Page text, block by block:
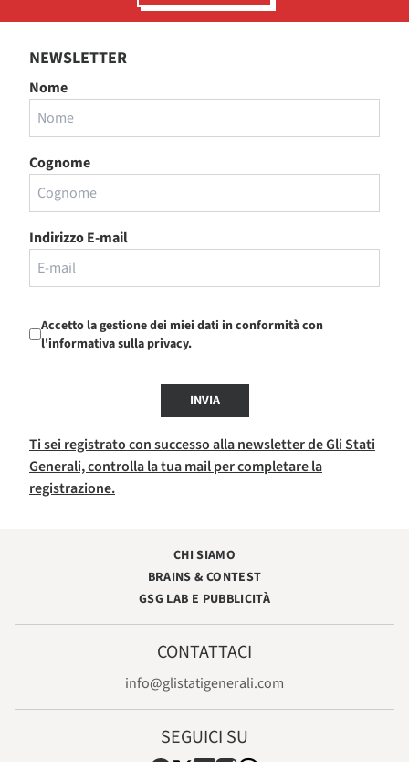
NEWSLETTER
Nome
Cognome
Indirizzo E-mail
Accetto la gestione dei miei dati in conformità con
l'informativa sulla privacy.
INVIA
Ti sei registrato con successo alla newsletter de Gli Stati
Generali, controlla la tua mail per completare la
registrazione.
CHI SIAMO
BRAINS & CONTEST
GSG LAB E PUBBLICITÀ
CONTATTACI
info@glistatigenerali.com
SEGUICI SU